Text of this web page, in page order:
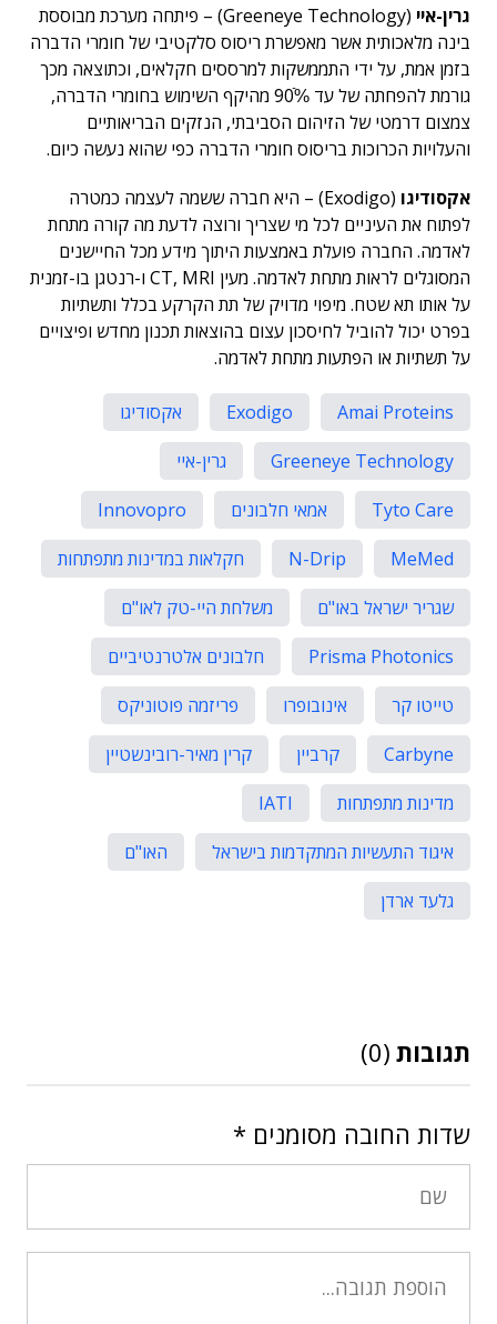
גרין-איי
(Greeneye Technology) – פיתחה מערכת מבוססת
בינה מלאכותית אשר מאפשרת ריסוס סלקטיבי של חומרי הדברה
בזמן אמת, על ידי התממשקות למרססים חקלאים, וכתוצאה מכך
גורמת להפחתה של עד 90%ֿ מהיקף השימוש בחומרי הדברה,
צמצום דרמטי של הזיהום הסביבתי, הנזקים הבריאותיים
והעלויות הכרוכות בריסוס חומרי הדברה כפי שהוא נעשה כיום.
אקסודיגו
(Exodigo) – היא חברה ששמה לעצמה כמטרה
לפתוח את העיניים לכל מי שצריך ורוצה לדעת מה קורה מתחת
לאדמה. החברה פועלת באמצעות היתוך מידע מכל החיישנים
המסוגלים לראות מתחת לאדמה. מעין CT, MRI ו-רנטגן בו-זמנית
על אותו תא שטח. מיפוי מדויק של תת הקרקע בכלל ותשתיות
בפרט יכול להוביל לחיסכון עצום בהוצאות תכנון מחדש ופיצויים
על תשתיות או הפתעות מתחת לאדמה.
Amai Proteins
Exodigo
אקסודיגו
Greeneye Technology
גרין-איי
Tyto Care
אמאי חלבונים
Innovopro
MeMed
N-Drip
חקלאות במדינות מתפתחות
שגריר ישראל באו"ם
משלחת היי-טק לאו"ם
Prisma Photonics
חלבונים אלטרנטיביים
טייטו קר
אינובופרו
פריזמה פוטוניקס
Carbyne
קרביין
קרין מאיר-רובינשטיין
מדינות מתפתחות
IATI
איגוד התעשיות המתקדמות בישראל
האו"ם
גלעד ארדן
תגובות (0)
שדות החובה מסומנים *